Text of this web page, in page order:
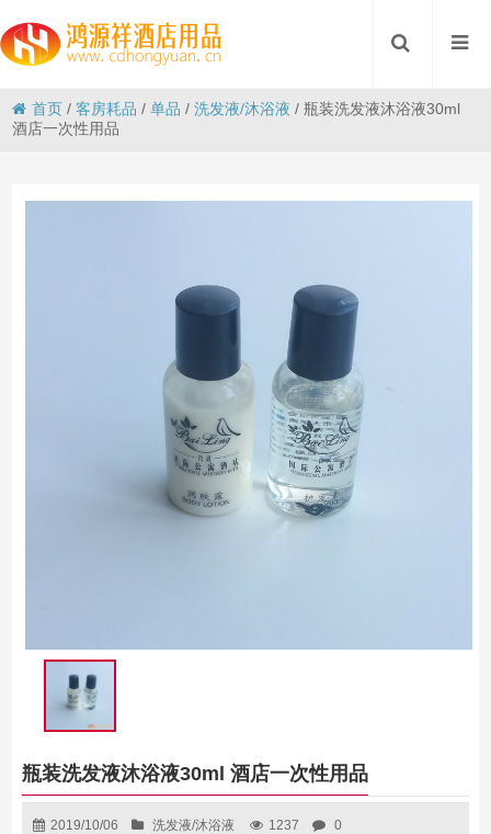
首页 /客房耗品 /单品 /洗发液/沐浴液 /瓶装洗发液沐浴液30ml
酒店一次性用品
瓶装洗发液沐浴液30ml 酒店一次性用品
2019/10/06 洗发液/沐浴液 1237 0